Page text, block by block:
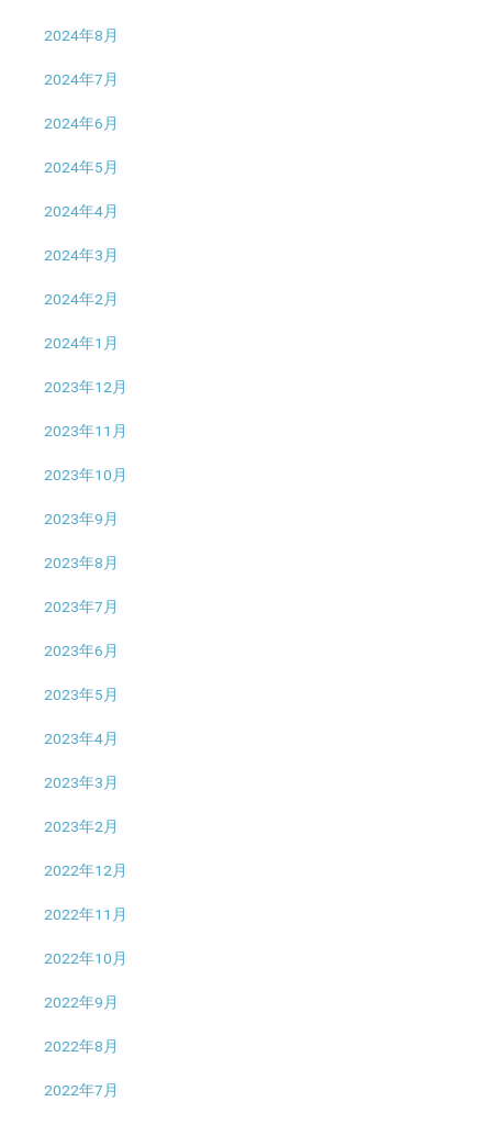
2024年8月
2024年7月
2024年6月
2024年5月
2024年4月
2024年3月
2024年2月
2024年1月
2023年12月
2023年11月
2023年10月
2023年9月
2023年8月
2023年7月
2023年6月
2023年5月
2023年4月
2023年3月
2023年2月
2022年12月
2022年11月
2022年10月
2022年9月
2022年8月
2022年7月